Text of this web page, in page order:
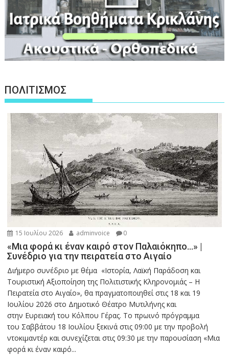
ΠΟΛΙΤΙΣΜΟΣ
15 Ιουλίου 2026 adminvoice 0
«Μια φορά κι έναν καιρό στον Παλαιόκηπο…» |
Συνέδριο για την πειρατεία στο Αιγαίο
Διήμερο συνέδριο με θέμα «Ιστορία, Λαϊκή Παράδοση και
Τουριστική Αξιοποίηση της Πολιτιστικής Κληρονομιάς – Η
Πειρατεία στο Αιγαίο», θα πραγματοποιηθεί στις 18 και 19
Ιουλίου 2026 στο Δημοτικό Θέατρο Μυτιλήνης και
στην Ευρειακή του Κόλπου Γέρας. Το πρωινό πρόγραμμα
του Σαββάτου 18 Ιουλίου ξεκινά στις 09:00 με την προβολή
ντοκιμαντέρ και συνεχίζεται στις 09:30 με την παρουσίαση «Μια
φορά κι έναν καιρό...